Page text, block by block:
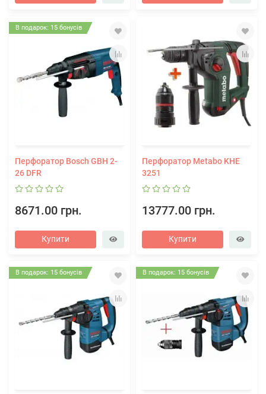
В подарок: 15 бонусів
Перфоратор Bosch GBH 2-
26 DFR
8671.00 грн.
Купити
Перфоратор Metabo KHE
3251
13777.00 грн.
Купити
В подарок: 15 бонусів В подарок: 15 бонусів